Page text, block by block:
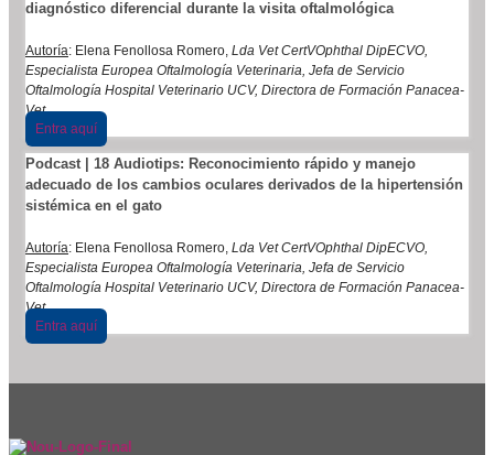
diagnóstico diferencial durante la visita oftalmológica
Autoría: Elena Fenollosa Romero, Lda Vet CertVOphthal DipECVO,
Especialista Europea Oftalmología Veterinaria, Jefa de Servicio
Oftalmología Hospital Veterinario UCV, Directora de Formación Panacea-
Vet.
Entra aquí
Podcast | 18 Audiotips: Reconocimiento rápido y manejo
adecuado de los cambios oculares derivados de la hipertensión
sistémica en el gato
Autoría: Elena Fenollosa Romero, Lda Vet CertVOphthal DipECVO,
Especialista Europea Oftalmología Veterinaria, Jefa de Servicio
Oftalmología Hospital Veterinario UCV, Directora de Formación Panacea-
Vet.
Entra aquí